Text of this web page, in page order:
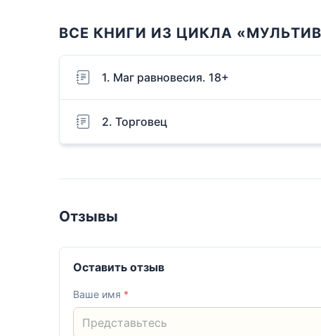
ВСЕ КНИГИ ИЗ ЦИКЛА
1. Маг равновесия. 18+
2. Торговец
Отзывы
Оставить отзыв
Ваше имя *